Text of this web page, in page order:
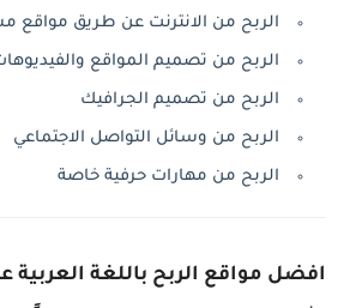
الربح من الانترنت عن طريق مواقع
الربح من تصميم المواقع
الربح من تصميم الجرافيك
الربح من وسائل التواصل الاجتماعي
الربح من مهارات حرفية خاصة
افضل مواقع الربح باللغة العربية